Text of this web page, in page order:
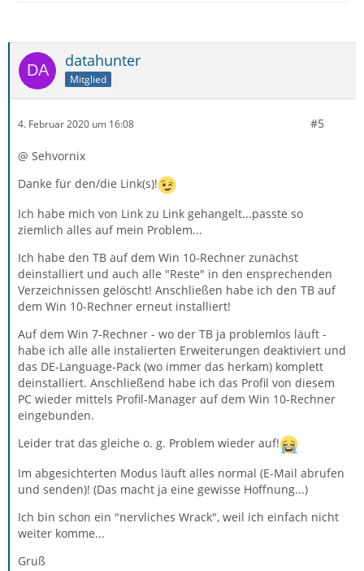
datahunter
Mitglied
4. Februar 2020 um 16:08 #5
@ Sehvornix
Danke für den/die Link(s)!
Ich habe mich von Link zu Link gehangelt...passte so
ziemlich alles auf mein Problem...
Ich habe den TB auf dem Win 10-Rechner zunächst
deinstalliert und auch alle "Reste" in den ensprechenden
Verzeichnissen gelöscht! Anschließen habe ich den TB auf
dem Win 10-Rechner erneut installiert!
Auf dem Win 7-Rechner - wo der TB ja problemlos läuft -
habe ich alle alle instalierten Erweiterungen deaktiviert und
das DE-Language-Pack (wo immer das herkam) komplett
deinstalliert. Anschließend habe ich das Profil von diesem
PC wieder mittels Profil-Manager auf dem Win 10-Rechner
eingebunden.
Leider trat das gleiche o. g. Problem wieder auf!
Im abgesichterten Modus läuft alles normal (E-Mail abrufen
und senden)! (Das macht ja eine gewisse Hoffnung...)
Ich bin schon ein "nervliches Wrack", weil ich einfach nicht
weiter komme...
Gruß